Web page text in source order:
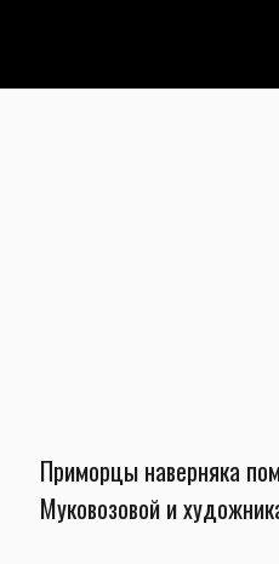
Приморцы наверняка
Муковозовой и